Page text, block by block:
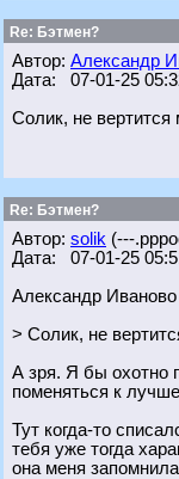
Re: Бэтмен?
Автор: Александр
Дата: 07-01-25
Солик, не вертится
Re: Бэтмен?
Автор: solik (---
Дата: 07-01-25
Александр Иваново
> Солик, не
А зря. Я бы охотно
поменяться к
Тут когда-то
тебя уже тогда
она меня